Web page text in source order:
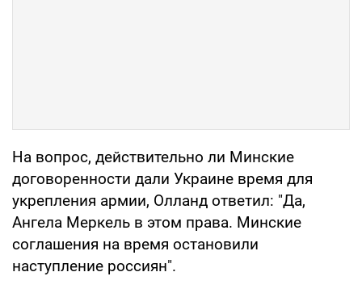
На вопрос, действительно ли Минские
договоренности дали Украине время для
укрепления армии, Олланд ответил: "Да,
Ангела Меркель в этом права. Минские
соглашения на время остановили
наступление россиян".